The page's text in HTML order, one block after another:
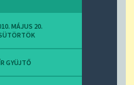
MÁJUS 20.
GYÜJTŐ